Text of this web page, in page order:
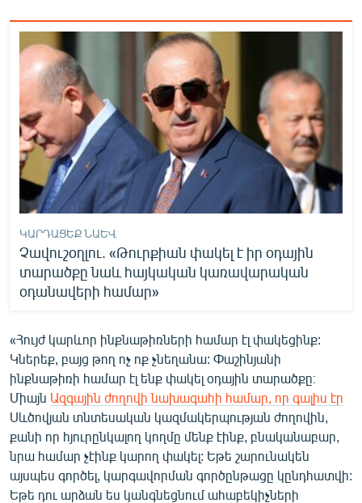
«Ազատության» բոլոր կայքերը
ԿԱՐԴԱՑԵՔ ՆԱԵՎ
Չավուշօղլու. «Թուրքիան փակել է իր օդային
տարածքը նաև հայկական կառավարական
օդանավերի համար»
«Հույժ կարևոր ինքնաթիռների համար էլ փակեցինք:
Կներեք, բայց թող ոչ ոք չնեղանա: Փաշինյանի
ինքնաթիռի համար էլ ենք փակել օդային տարածքը։
Միայն Ազգային ժողովի նախագահի համար, որ գալիս էր
Սևծովյան տնտեսական կազմակերպության ժողովին,
քանի որ հյուրընկալող կողմը մենք էինք, բնականաբար,
նրա համար չէինք կարող փակել: Եթե շարունակեն
այսպես գործել, կարգավորման գործընթացը կընդհատվի:
Եթե դու արձան ես կանգնեցնում ահաբեկիչների